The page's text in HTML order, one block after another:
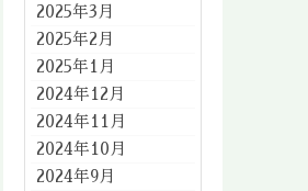
2025年3月
2025年2月
2025年1月
2024年12月
2024年11月
2024年10月
2024年9月